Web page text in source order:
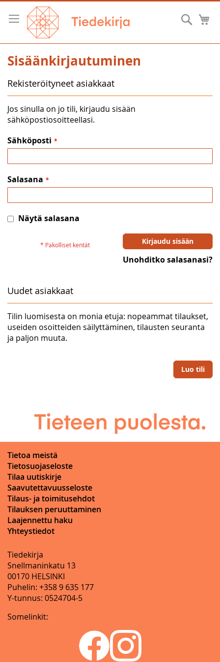
Skip
Content
Hae
Sisäänkirjautuminen
Rekisteröityneet asiakkaat
Jos sinulla on jo tili, kirjaudu sisään
sähköpostiosoitteellasi.
Sähköposti
Salasana
Näytä salasana
Kirjaudu sisään
Unohditko salasanasi?
Uudet asiakkaat
Tilin luomisesta on monia etuja: nopeammat tilaukset,
useiden osoitteiden säilyttäminen, tilausten seuranta
ja paljon muuta.
Luo tili
Tietoa meistä
Tietosuojaseloste
Tilaa uutiskirje
Saavutettavuusseloste
Tilaus- ja toimitusehdot
Tilauksen peruuttaminen
Laajennettu haku
Yhteystiedot
Tiedekirja
Snellmaninkatu 13
00170 HELSINKI
Puhelin: +358 9 635 177
Y-tunnus: 0524704-5
Somelinkit: